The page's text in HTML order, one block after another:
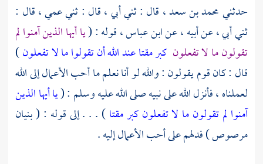
حدثنيمحمد بن سعد ، قال : ثني أبي ، قال : ثني عمي ، قال :
ثني أبي ، عن أبيه ، عنابن عباس ،قوله : (يا أيها الذين آمنوا لم
تقولون ما لا تفعلون كبر مقتا عند الله أن تقولوا ما لا تفعلون)
قال : كان قوم يقولون : والله لو أنا نعلم ما أحب الأعمال إلى الله
لعملناه ، فأنزل الله على نبيه صلى الله عليه وسلم : (يا أيها الذين
آمنوا لم تقولون ما لا تفعلون كبر مقتا) . . . إلى قوله : ( بنيان
مرصوص ) فدلهم على أحب الأعمال إليه .